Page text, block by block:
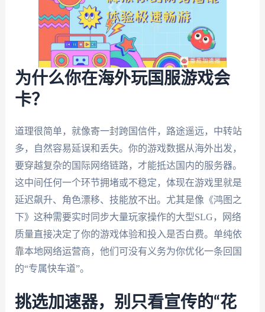
为什么你在海外玩国服游戏会
卡？
道理很简单，就像寄一封跨国信件，路途遥远，中转站
多，自然容易延误和丢失。你的游戏数据从海外出发，
要穿越复杂的国际网络链路，才能抵达国内的服务器。
这中间任何一个环节拥堵或不稳定，体现在游戏里就是
延迟飙升、角色漂移、技能放不出。尤其是像《鸿图之
下》这种需要实时同步大量玩家操作的大型SLG，网络
质量直接决定了你的游戏体验和投入是否白费。单纯依
靠本地网络运营商，他们可没有义务为你优化一条回国
的“专属快车道”。
挑选加速器，别只看宣传的“花